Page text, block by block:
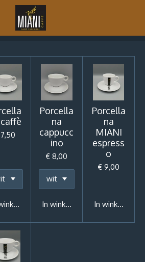
Porcella
na
cappucc
ino
€ 8,00
In winkelwagen
Porcella
na
MIANI
espress
o
€ 9,00
In